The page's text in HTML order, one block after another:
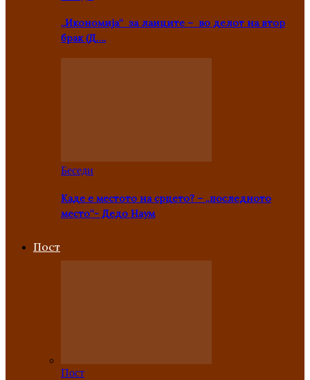
„Икономија“ за лаиците – во делот на втор
брак (Д….
Беседи
Каде е местото на срцето? – „последното
место“- Дедо Наум
Пост
Пост